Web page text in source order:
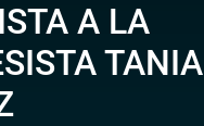
A LA
TANIA